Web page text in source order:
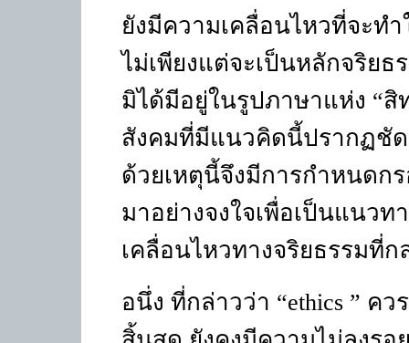
ยังมีความเคลื่อนไหวที่จะท
ไม่เพียงแต่จะเป็นหลักจริย
มิได้มีอยู่ในรูปภาษาแห่ง “สิ
สังคมที่มีแนวคิดนี้ปรากฏชั
ด้วยเหตุนี้จึงมีการกำหนดก
มาอย่างจงใจเพื่อเป็นแนว
เคลื่อนไหวทางจริยธรรมที่
อนึ่ง ที่กล่าวว่า “ethics ” คว